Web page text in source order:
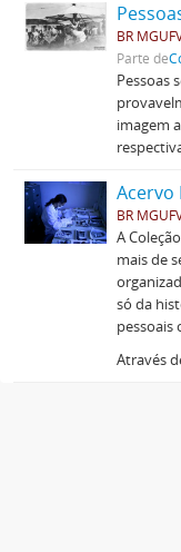
BR
Parte de
Pessoas
imagem
BR
A
mais de
só da
pessoais
Através